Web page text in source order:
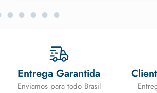
Entrega Garantida
Enviamos para todo Brasil